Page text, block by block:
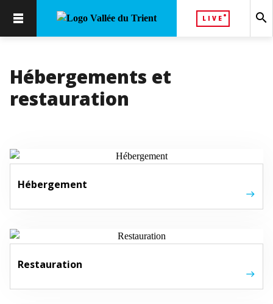
LIVE search
Hébergements et
restauration
Hébergement
Restauration